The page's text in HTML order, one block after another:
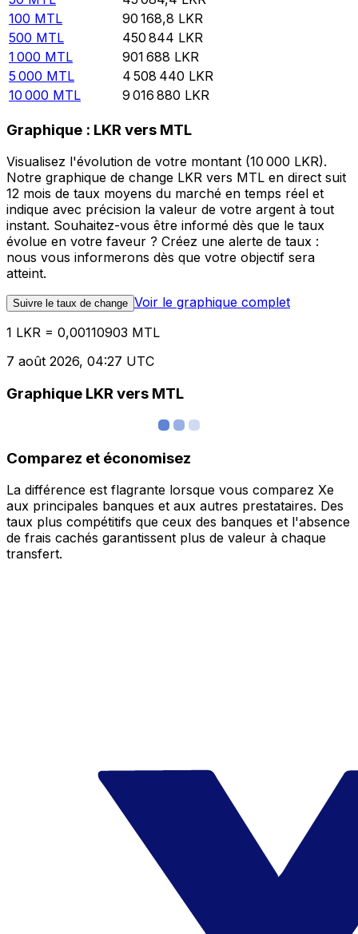
100 MTL 90 168,8 LKR
500 MTL 450 844 LKR
1 000 MTL 901 688 LKR
5 000 MTL 4 508 440 LKR
10 000 MTL 9 016 880 LKR
Graphique : LKR vers MTL
Visualisez l'évolution de votre montant (10 000 LKR).
Notre graphique de change LKR vers MTL en direct suit
12 mois de taux moyens du marché en temps réel et
indique avec précision la valeur de votre argent à tout
instant. Souhaitez-vous être informé dès que le taux
évolue en votre faveur ? Créez une alerte de taux :
nous vous informerons dès que votre objectif sera
atteint.
Suivre le taux de change Voir le graphique complet
1 LKR = 0,00110903 MTL
7 août 2026, 04:27 UTC
Graphique LKR vers MTL
Comparez et économisez
La différence est flagrante lorsque vous comparez Xe
aux principales banques et aux autres prestataires. Des
taux plus compétitifs que ceux des banques et l'absence
de frais cachés garantissent plus de valeur à chaque
transfert.